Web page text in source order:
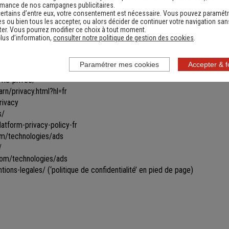
toutes ou certaines parties du site.
informations ne seront remises à jour qu'après s'être reconnecté sur
par le biais de cookies gérés par un partenaire. Les
des bannières personnalisées vous proposant des produits
type de bannières apparaître et/ou obtenir davantage
privee/
privacy.html?hl=fr
privacy-policy-fr
technologies/ads
technologies/ads
legales/ (‘politique de confidentialité’ en pied de page)
de nos campagnes publicitaires.
d’entre eux, votre consentement est nécessaire. Vous pouvez
ou bien tous les accepter, ou alors décider de continuer votre navigation
Vous pourrez modifier ce choix à tout moment.
d’information, consulter notre politique de gestion des cookies.
Accepter &
Paramétrer mes cookies